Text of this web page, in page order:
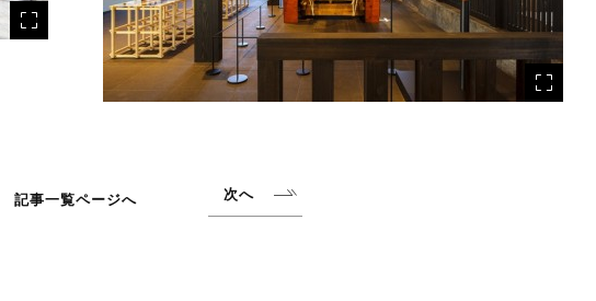
記事一覧ページへ 次へ